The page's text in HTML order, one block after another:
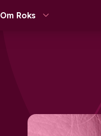
Om Roks